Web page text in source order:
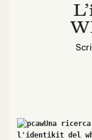
Una
l'identikit del